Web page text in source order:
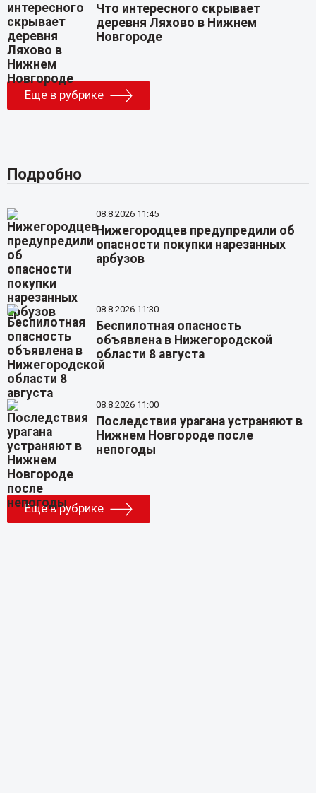
Что интересного скрывает
деревня Ляхово в Нижнем
Новгороде
Еще в рубрике
Подробно
08.8.2026 11:45
Нижегородцев предупредили об
опасности покупки нарезанных
арбузов
08.8.2026 11:30
Беспилотная опасность
объявлена в Нижегородской
области 8 августа
08.8.2026 11:00
Последствия урагана устраняют в
Нижнем Новгороде после
непогоды
Еще в рубрике